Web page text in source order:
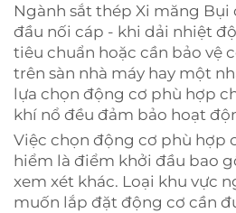
Ngành sắt thép Xi măng Bụi
đầu nối cáp - khi dải nhiệt
tiêu chuẩn hoặc cần bảo vệ
trên sàn nhà máy hay một
lựa chọn động cơ phù hợp
khí nổ đều đảm bảo hoạt
Việc chọn động cơ phù hợp
hiểm là điểm khởi đầu bao
xem xét khác. Loại khu vực
muốn lắp đặt động cơ cần